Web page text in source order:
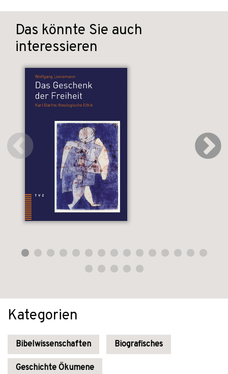
Das könnte Sie auch
interessieren
Kategorien
Bibelwissenschaften Biografisches
Geschichte Ökumene